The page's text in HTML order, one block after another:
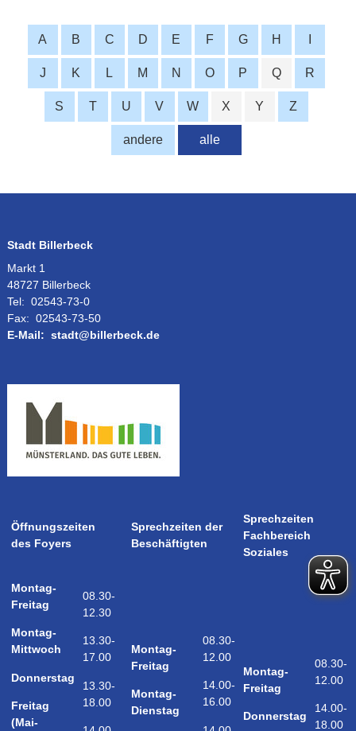
alle
A B C D E F G H
J K L M N O P Q R
S T U V W X Y Z
andere
Stadt Billerbeck
Markt 1
48727 Billerbeck
Tel: 02543-73-0
Fax: 02543-73-50
E-Mail: stadt@billerbeck.de
Öffnungszeiten
des Foyers
Sprechzeiten der
Beschäftigten
Sprechzeiten
Fachbereich
Soziales
Montag-
Freitag
Montag-
Mittwoch
Donnerstag
Freitag
(Mai-
08.30-
12.30
13.30-
17.00
13.30-
18.00
Montag-
Freitag
Montag-
Dienstag
08.30-
12.00
14.00-
16.00
Montag-
Freitag
Donnerstag
08.30-
12.00
14.00-
18.00